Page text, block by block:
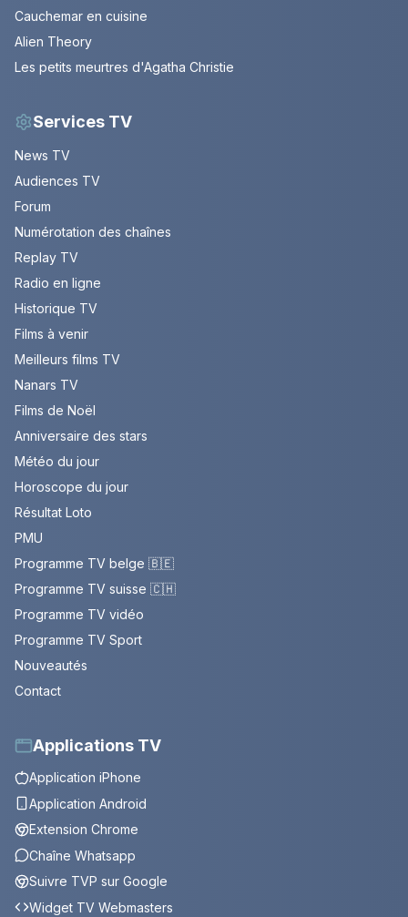
Cauchemar en cuisine
Alien Theory
Les petits meurtres d'Agatha Christie
Services TV
News TV
Audiences TV
Forum
Numérotation des chaînes
Replay TV
Radio en ligne
Historique TV
Films à venir
Meilleurs films TV
Nanars TV
Films de Noël
Anniversaire des stars
Météo du jour
Horoscope du jour
Résultat Loto
PMU
Programme TV belge 🇧🇪
Programme TV suisse 🇨🇭
Programme TV vidéo
Programme TV Sport
Nouveautés
Contact
Applications TV
Application iPhone
Application Android
Extension Chrome
Chaîne Whatsapp
Suivre TVP sur Google
Widget TV Webmasters